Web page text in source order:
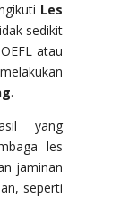
Les
sedikit
atau
.
yang
les
jaminan
seperti